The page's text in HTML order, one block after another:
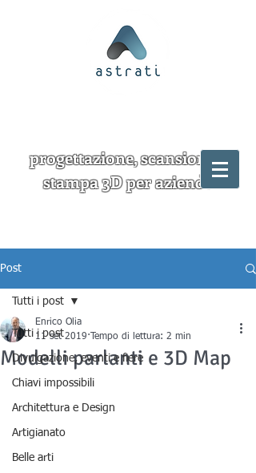
progettazione, scansione e
stampa 3D per aziende
Post
Tutti i post
Divulgazione, eventi e fiere
Chiavi impossibili
Architettura e Design
Artigianato
Belle arti
Tutti i post
Modelli parlanti e 3D Map
Enrico Olia
11 set 2019
Tempo di lettura: 2 min